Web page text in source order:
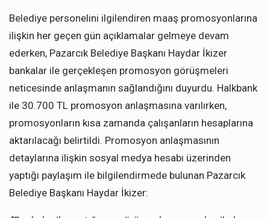
Belediye personelini ilgilendiren maaş promosyonlarına
ilişkin her geçen gün açıklamalar gelmeye devam
ederken, Pazarcık Belediye Başkanı Haydar İkizer
bankalar ile gerçekleşen promosyon görüşmeleri
neticesinde anlaşmanın sağlandığını duyurdu. Halkbank
ile 30.700 TL promosyon anlaşmasına varılırken,
promosyonların kısa zamanda çalışanların hesaplarına
aktarılacağı belirtildi. Promosyon anlaşmasının
detaylarına ilişkin sosyal medya hesabı üzerinden
yaptığı paylaşım ile bilgilendirmede bulunan Pazarcık
Belediye Başkanı Haydar İkizer: